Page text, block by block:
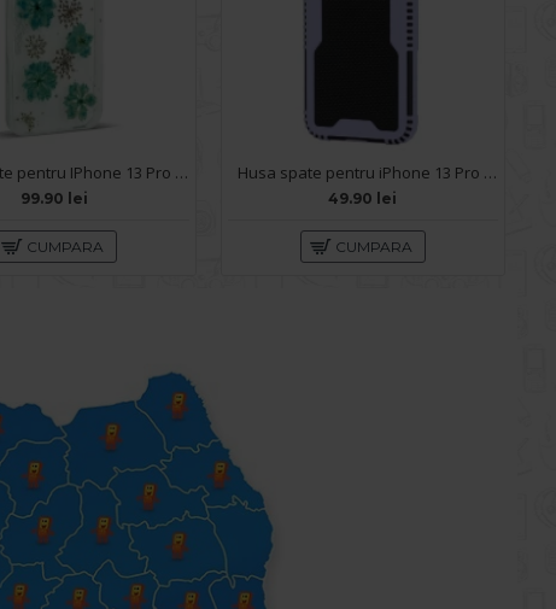
Husa spate pentru IPhone 13 Pro Max- Natural case
99.90 lei
CUMPARA
Husa spate pentru iPhone 13 Pro Max - Zip Case Bleu
49.90 lei
CUMPARA